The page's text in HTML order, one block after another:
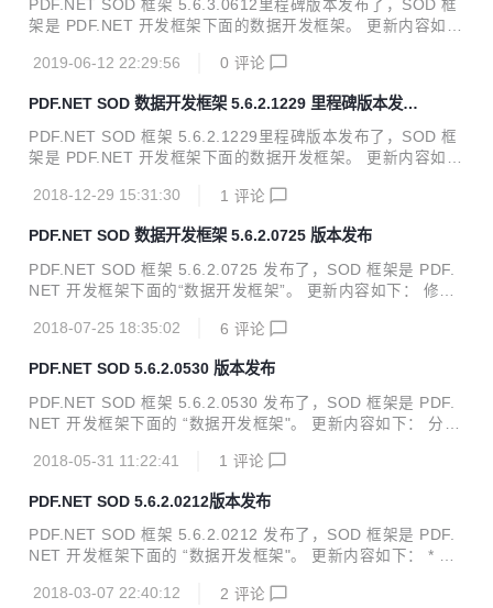
PDF.NET SOD 框架 5.6.3.0612里程碑版本发布了，SOD 框
架是 PDF.NET 开发框架下面的数据开发框架。 更新内容如
项目的.Net Framework版本 修复了一些网友提出的BUG NU
ps://gitee.com/znlgis/sod github：https://github.com/znlgi
s/sod
2019-06-12 22:29:56 0 评论
PDF.NET SOD 数据开发框架 5.6.2.1229 里程碑版本发
布，2018 最后一发
PDF.NET SOD 框架 5.6.2.1229里程碑版本发布了，SOD 框
架是 PDF.NET 开发框架下面的数据开发框架。 更新内容如
任意对象列表的功能 所有OtherProvider和PWMIS.OData.Cli
P测试 完善MSF的测试程序 集成开发工具升级支持到.net 4.6
订阅服务发生异常，客户端将关闭连接；修正闹铃服务示例 N
UGET 升级到 5.6.2.1229 源码及下载地址： 码云：https://gi
2018-12-29 15:31:30 1 评论
PDF.NET SOD 数据开发框架 5.6.2.0725 版本发布
PDF.NET SOD 框架 5.6.2.0725 发布了，SOD 框架是 PDF.
NET 开发框架下面的“数据开发框架”。 更新内容如下： 修复
SQLite 驱动，分布式数据复制示例采用 SQLite 事务日志序列
字段的问题，并添加示例 解决有序 GUID 重复的问题 NUGE
T 升级到 5.6.2.0725 源码及下载地址： 码云：https://gitee.c
om/znlgis/sod github：https://github.com/zn...
2018-07-25 18:35:02 6 评论
PDF.NET SOD 5.6.2.0530 版本发布
PDF.NET SOD 框架 5.6.2.0530 发布了，SOD 框架是 PDF.
NET 开发框架下面的 “数据开发框架"。 更新内容如下： 分布
输入超长的查询值。 改进DbContext的CheckDB方法，解决
elper对象增加是否开启命令管道功能的属性 事务日志执行复
制前增加执行标记判断 事务日志支持日志主题并且支持日志分
表 解决DbContext在使用不同的连接字符串初始化或者使用同
的表创建检查的清单问题，之前...
2018-05-31 11:22:41 1 评论
PDF.NET SOD 5.6.2.0212版本发布
PDF.NET SOD 框架 5.6.2.0212 发布了，SOD 框架是 PDF.
NET 开发框架下面的 “数据开发框架"。 更新内容如下： * OQ
事务日志支持记录超过4000字符的SQL语句，并且增加记录S
2018-03-07 22:40:12 2 评论